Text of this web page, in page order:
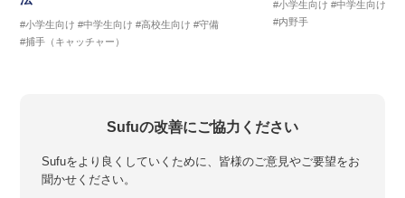
#小学生向け #中学生向け #高校生向け #守備
#捕手（キャッチャー）
#小学生向け #中学生向け
#内野手
Sufuの改善にご協力ください
Sufuをより良くしていくために、皆様のご意見やご要望をお
聞かせください。